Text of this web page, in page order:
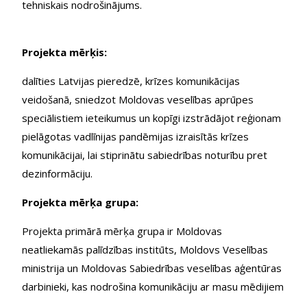
tehniskais nodrošinājums.
Projekta mērķis:
dalīties Latvijas pieredzē, krīzes komunikācijas
veidošanā, sniedzot Moldovas veselības aprūpes
speciālistiem ieteikumus un kopīgi izstrādājot reģionam
pielāgotas vadlīnijas pandēmijas izraisītās krīzes
komunikācijai, lai stiprinātu sabiedrības noturību pret
dezinformāciju.
Projekta mērķa grupa:
Projekta primārā mērķa grupa ir Moldovas
neatliekamās palīdzības institūts, Moldovs Veselības
ministrija un Moldovas Sabiedrības veselības aģentūras
darbinieki, kas nodrošina komunikāciju ar masu mēdijiem